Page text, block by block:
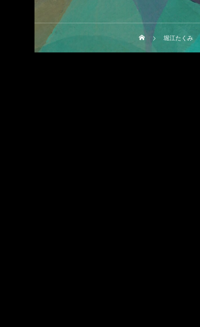
堀江たくみ